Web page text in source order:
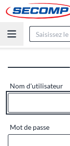
Nom d'utilisateur
Mot de passe